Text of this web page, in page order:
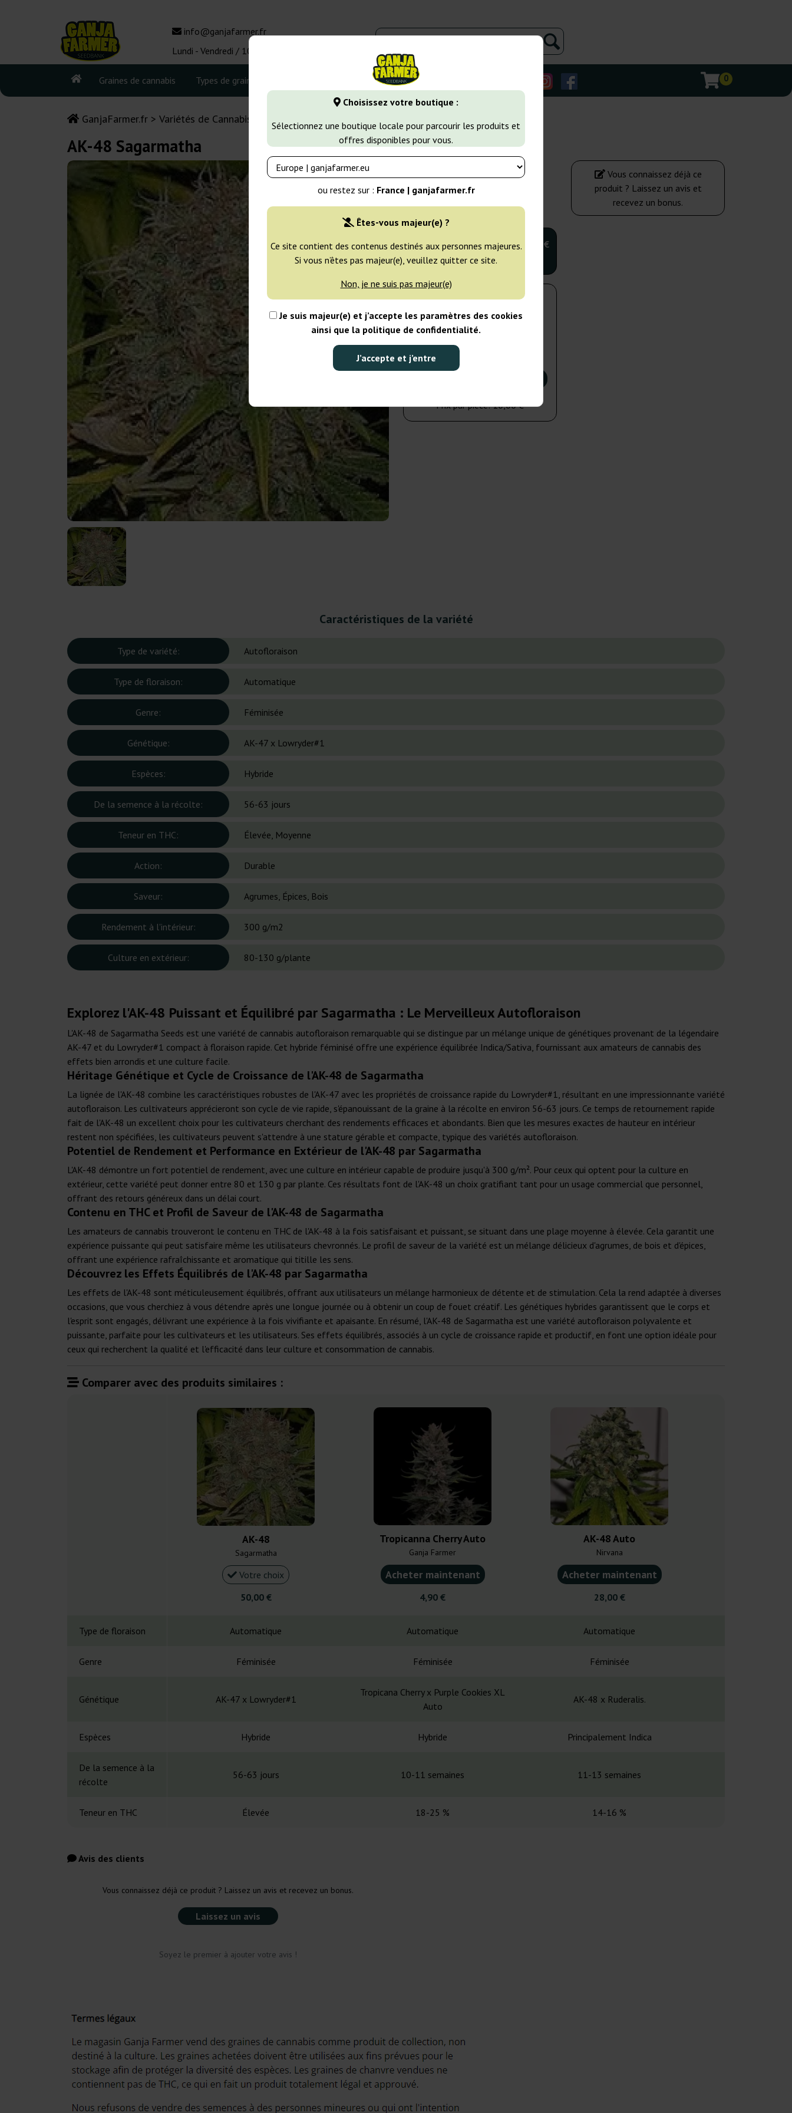
Choisissez votre boutique :
Sélectionnez une boutique locale pour parcourir les produits et
offres disponibles pour vous.
ou restez sur : France | ganjafarmer.fr
Êtes-vous majeur(e) ?
Ce site contient des contenus destinés aux personnes majeures.
Si vous n’êtes pas majeur(e), veuillez quitter ce site.
Non, je ne suis pas majeur(e)
Je suis majeur(e) et j’accepte les paramètres des cookies
ainsi que la politique de confidentialité.
J’accepte et j’entre
info@ganjafarmer.fr
Lundi - Vendredi / 10:00 - 16:00
Graines de cannabis Types de graines Variétés de cannabis 0
GanjaFarmer.fr Variétés de Cannabis
AK-48 Sagarmatha
Sagarmatha
5 graines
EXPÉD. 3-7 JOURS
50,00 €
5 graines
50,00 €
Nombre de paquets :
Prix par pièce:10,00 €
Vous connaissez déjà ce
produit ? Laissez un avis et
recevez un bonus.
Caractéristiques de la variété
Type de variété: Autofloraison
Type de floraison: Automatique
Genre: Féminisée
Génétique: AK-47 x Lowryder#1
Espèces: Hybride
De la semence à la récolte: 56-63 jours
Teneur en THC: Élevée, Moyenne
Action: Durable
Saveur: Agrumes, Épices, Bois
Rendement à l'intérieur: 300 g/m2
Culture en extérieur: 80-130 g/plante
Explorez l'AK-48 Puissant et Équilibré par Sagarmatha : Le Merveilleux Autofloraison
L'AK-48 de Sagarmatha Seeds est une variété de cannabis autofloraison remarquable qui se distingue par un mélange unique de génétiques provenant de la légendaire
AK-47 et du Lowryder#1 compact à floraison rapide. Cet hybride féminisé offre une expérience équilibrée Indica/Sativa, fournissant aux amateurs de cannabis des
effets bien arrondis et une culture facile.
Héritage Génétique et Cycle de Croissance de l'AK-48 de Sagarmatha
La lignée de l'AK-48 combine les caractéristiques robustes de l'AK-47 avec les propriétés de croissance rapide du Lowryder#1, résultant en une impressionnante variété
autofloraison. Les cultivateurs apprécieront son cycle de vie rapide, s'épanouissant de la graine à la récolte en environ 56-63 jours. Ce temps de retournement rapide
fait de l'AK-48 un excellent choix pour les cultivateurs cherchant des rendements efficaces et abondants. Bien que les mesures exactes de hauteur en intérieur
restent non spécifiées, les cultivateurs peuvent s'attendre à une stature gérable et compacte, typique des variétés autofloraison.
Potentiel de Rendement et Performance en Extérieur de l'AK-48 par Sagarmatha
L'AK-48 démontre un fort potentiel de rendement, avec une culture en intérieur capable de produire jusqu'à 300 g/m². Pour ceux qui optent pour la culture en
extérieur, cette variété peut donner entre 80 et 130 g par plante. Ces résultats font de l'AK-48 un choix gratifiant tant pour un usage commercial que personnel,
offrant des retours généreux dans un délai court.
Contenu en THC et Profil de Saveur de l'AK-48 de Sagarmatha
Les amateurs de cannabis trouveront le contenu en THC de l'AK-48 à la fois satisfaisant et puissant, se situant dans une plage moyenne à élevée. Cela garantit une
expérience puissante qui peut satisfaire même les utilisateurs chevronnés. Le profil de saveur de la variété est un mélange délicieux d'agrumes, de bois et d'épices,
offrant une expérience rafraîchissante et aromatique qui titille les sens.
Découvrez les Effets Équilibrés de l'AK-48 par Sagarmatha
Les effets de l'AK-48 sont méticuleusement équilibrés, offrant aux utilisateurs un mélange harmonieux de détente et de stimulation. Cela la rend adaptée à diverses
occasions, que vous cherchiez à vous détendre après une longue journée ou à obtenir un coup de fouet créatif. Les génétiques hybrides garantissent que le corps et
l'esprit sont engagés, délivrant une expérience à la fois vivifiante et apaisante. En résumé, l'AK-48 de Sagarmatha est une variété autofloraison polyvalente et
puissante, parfaite pour les cultivateurs et les utilisateurs. Ses effets équilibrés, associés à un cycle de croissance rapide et productif, en font une option idéale pour
ceux qui recherchent la qualité et l'efficacité dans leur culture et consommation de cannabis.
Comparer avec des produits similaires :
AK-48
Sagarmatha
Votre choix
50,00 €
Tropicanna Cherry Auto
Ganja Farmer
Acheter maintenant
4,90 €
AK-48 Auto
Nirvana
Acheter maintenant
28,00 €
Type de floraison Automatique Automatique Automatique
Genre Féminisée Féminisée Féminisée
Génétique AK-47 x Lowryder#1
Tropicana Cherry x Purple Cookies XL
Auto
AK-48 x Ruderalis.
Espèces Hybride Hybride Principalement Indica
De la semence à la
récolte
56-63 jours 10-11 semaines 11-13 semaines
Teneur en THC Élevée 18-25 % 14-16 %
Avis des clients
Vous connaissez déjà ce produit ? Laissez un avis et recevez un bonus.
Laissez un avis
Soyez le premier à ajouter votre avis !